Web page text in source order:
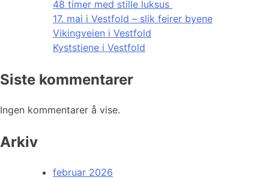
48 timer med stille luksus
17. mai i Vestfold – slik feirer byene
Vikingveien i Vestfold
Kyststiene i Vestfold
Siste kommentarer
Ingen kommentarer å vise.
Arkiv
februar 2026